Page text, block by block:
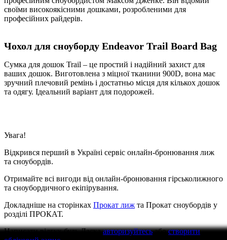
своїми високоякісними дошками, розробленими для
професійних райдерів.
Чохол для сноуборду Endeavor Trail Board Bag
Сумка для дошок Trail – це простий і надійний захист для
ваших дошок. Виготовлена з міцної тканини 900D, вона має
зручний плечовий ремінь і достатньо місця для кількох дошок
та одягу. Ідеальний варіант для подорожей.
Увага!
Відкрився перший в Україні сервіс онлайн-бронювання лиж
та сноубордів.
Отримайте всі вигоди від онлайн-бронювання гірськолижного
та сноубордичного екіпірування.
Докладніше на сторінках Прокат лиж та Прокат сноубордів у
розділі ПРОКАТ.
Написати відгукбудь Ласкаавторизуйтесьабостворити